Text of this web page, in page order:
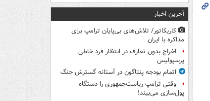
آخرین اخبار
کاریکاتور/ تلاش‌های بی‌پایان ترامپ برای
مذاکره با ایران
اخراج بدون تعارف در انتظار فرد خاطی
پرسپولیس
اتمام بودجه پنتاگون در آستانه گسترش جنگ
وقتی ترامپ ریاست‌جمهوری را دستگاه
پول‌سازی می‌بیند!